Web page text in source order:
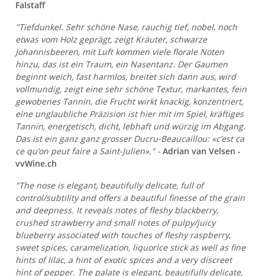
Falstaff
"Tiefdunkel. Sehr schöne Nase, rauchig tief, nobel, noch
etwas vom Holz geprägt, zeigt Kräuter, schwarze
Johannisbeeren, mit Luft kommen viele florale Noten
hinzu, das ist ein Traum, ein Nasentanz. Der Gaumen
beginnt weich, fast harmlos, breitet sich dann aus, wird
vollmundig, zeigt eine sehr schöne Textur, markantes, fein
gewobenes Tannin, die Frucht wirkt knackig, konzentriert,
eine unglaubliche Präzision ist hier mit im Spiel, kräftiges
Tannin, energetisch, dicht, lebhaft und würzig im Abgang.
Das ist ein ganz ganz grosser Ducru-Beaucaillou: «c’est ca
ce qu’on peut faire a Saint-Julien»." -Adrian van Velsen -
vvWine.ch
"The nose is elegant, beautifully delicate, full of
control/subtility and offers a beautiful finesse of the grain
and deepness. It reveals notes of fleshy blackberry,
crushed strawberry and small notes of pulpy/juicy
blueberry associated with touches of fleshy raspberry,
sweet spices, caramelization, liquorice stick as well as fine
hints of lilac, a hint of exotic spices and a very discreet
hint of pepper. The palate is elegant, beautifully delicate,